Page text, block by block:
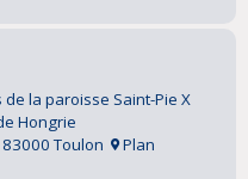
la paroisse Saint-Pie X
Hongrie
Toulon
Plan